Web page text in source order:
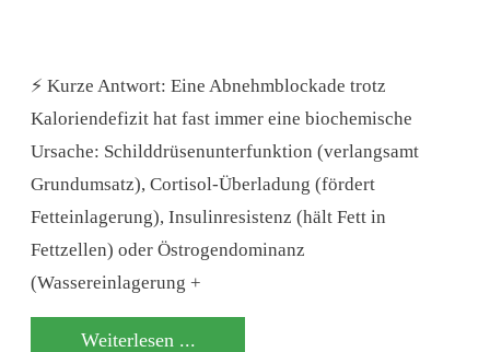
⚡ Kurze Antwort: Eine Abnehmblockade trotz
Kaloriendefizit hat fast immer eine biochemische
Ursache: Schilddrüsenunterfunktion (verlangsamt
Grundumsatz), Cortisol-Überladung (fördert
Fetteinlagerung), Insulinresistenz (hält Fett in
Fettzellen) oder Östrogendominanz
(Wassereinlagerung +
Weiterlesen ...